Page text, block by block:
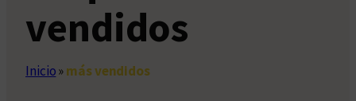
vendidos
Inicio»más vendidos